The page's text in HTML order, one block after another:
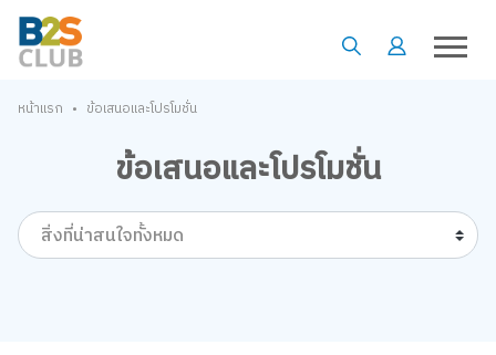
หน้าแรก • ข้อเสนอและโปรโมชั่น
ข้อเสนอและโปรโมชั่น
สิ่งที่น่าสนใจทั้งหมด